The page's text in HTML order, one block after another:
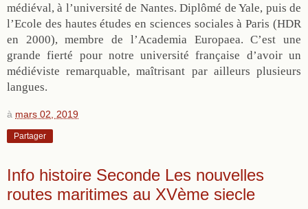
médiéval, à l’université de Nantes. Diplômé de Yale, puis de
l’Ecole des hautes études en sciences sociales à Paris (HDR
en 2000), membre de l’Academia Europaea. C’est une
grande fierté pour notre université française d’avoir un
médiéviste remarquable, maîtrisant par ailleurs plusieurs
langues.
à mars 02, 2019
Partager
Info histoire Seconde Les nouvelles
routes maritimes au XVème siecle